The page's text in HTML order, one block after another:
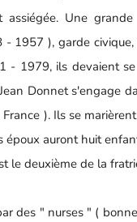
Une
1957 ), garde
- 1979, ils devaient
Donnet s'engage
). Ils se
époux auront huit
le deuxième de la
des " nurses " (